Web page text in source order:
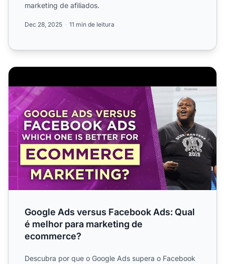
marketing de afiliados.
Dec 28, 2025 11 min de leitura
Google Ads versus Facebook Ads: Qual é melhor para
Google Ads versus Facebook Ads: Qual
é melhor para marketing de
ecommerce?
Descubra por que o Google Ads supera o Facebook